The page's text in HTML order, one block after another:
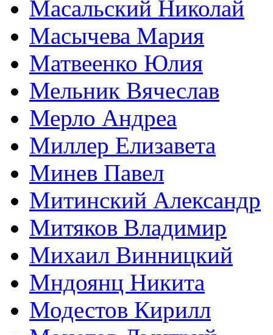
Масальский Николай
Масычева Мария
Матвеенко Юлия
Мельник Вячеслав
Мерло Андреа
Миллер Елизавета
Минев Павел
Митинский Александр
Митяков Владимир
Михаил Винницкий
Мндоянц Никита
Модестов Кирилл